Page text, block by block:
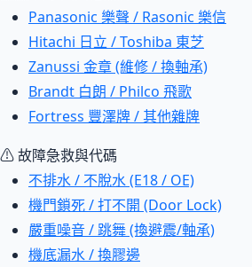
Panasonic 樂聲 / Rasonic 樂信
Hitachi 日立 / Toshiba 東芝
Zanussi 金章 (維修 / 換軸承)
Brandt 白朗 / Philco 飛歌
Fortress 豐澤牌 / 其他雜牌
⚠ 故障急救與代碼
不排水 / 不脫水 (E18 / OE)
機門鎖死 / 打不開 (Door Lock)
嚴重噪音 / 跳舞 (換避震/軸承)
機底漏水 / 換膠邊